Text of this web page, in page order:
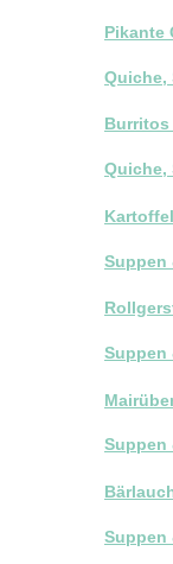
Pikante
Quiche,
Burritos
Quiche,
Suppen
Suppen
Suppen
Suppen